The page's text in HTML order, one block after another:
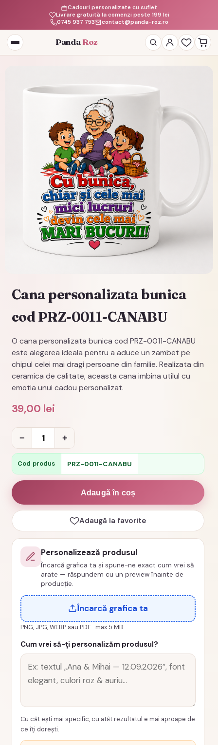
Livrare gratuită la comenzi peste 199 lei
Cadouri personalizate cu suflet
0745 937 753
contact@panda-roz.ro
Deschide
meniul
Panda Roz
Cana personalizata bunica
cod PRZ-0011-CANABU
O cana personalizata bunica cod PRZ-0011-CANABU
este alegerea ideala pentru a aduce un zambet pe
chipul celei mai dragi persoane din familie. Realizata din
ceramica de calitate, aceasta cana imbina utilul cu
emotia unui cadou personalizat.
39,00 lei
−
Cantitate
Cana
personalizata
bunica
cod
PRZ-
0011-
CANABU
+
Cod produs PRZ-0011-CANABU
Adaugă în coș
Adaugă la favorite
Personalizează produsul
Încarcă grafica ta și spune-ne exact cum vrei să
arate — răspundem cu un preview înainte de
producție.
Încarcă grafica ta
PNG, JPG, WEBP sau PDF · max 5 MB
Cum vrei să-ți personalizăm produsul?
Cu cât ești mai specific, cu atât rezultatul e mai aproape de
ce îți dorești.